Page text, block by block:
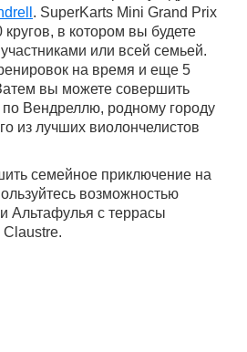
. SuperKarts Mini Grand Prix
в котором вы будете
или всей семьей.
на время и еще 5
вы можете совершить
Вендреллю, родному городу
из лучших виолончелистов
семейное приключение на
возможностью
Альтафулья с террасы
Claustre.